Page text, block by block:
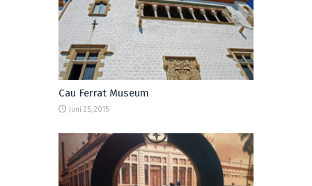
Cau Ferrat Museum
Juni 25, 2015